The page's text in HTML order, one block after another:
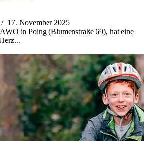
/ 17. November 2025
in Poing (Blumenstraße 69), hat eine